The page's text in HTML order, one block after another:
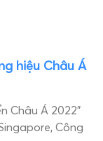
hiệu Châu Á
Châu Á 2022”
Công